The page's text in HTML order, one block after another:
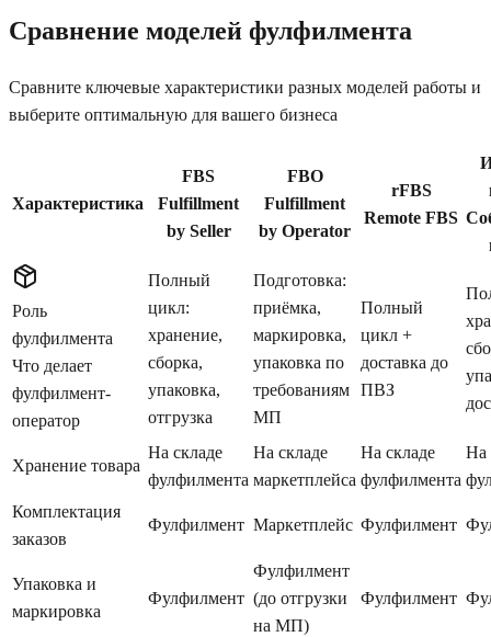
Сравнение моделей фулфилмента
Сравните ключевые характеристики разных моделей работы и
выберите оптимальную для вашего бизнеса
Характеристика
FBS
Fulfillment
by Seller
FBO
Fulfillment
by Operator
rFBS
Remote FBS
Роль
фулфилмента
Что делает
фулфилмент-
оператор
Полный
цикл:
хранение,
сборка,
упаковка,
отгрузка
Подготовка:
приёмка,
маркировка,
упаковка по
требованиям
МП
Полный
цикл +
доставка до
ПВЗ
Хранение товара
На складе
фулфилмента
На складе
маркетплейса
На складе
фулфилмента
На
Комплектация
заказов
Фулфилмент Маркетплейс Фулфилмент
Упаковка и
маркировка
Фулфилмент
Фулфилмент
(до отгрузки
на МП)
Фулфилмент